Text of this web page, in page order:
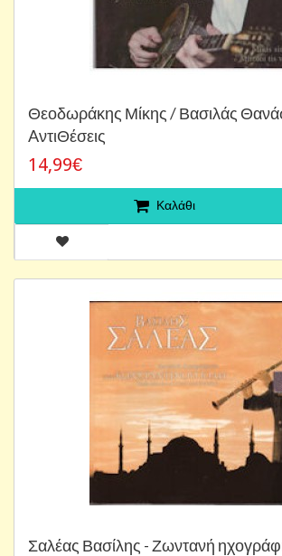
Θεοδωράκης Μίκης / Βασιλάς
AντιΘέσεις
14,99€
Καλάθι
Σαλέας Βασίλης - Ζωντανή